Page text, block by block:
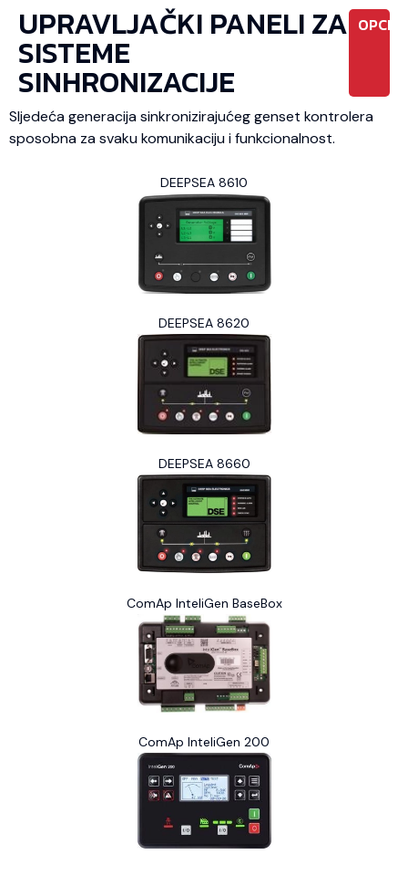
UPRAVLJAČKI PANELI ZA
SISTEME
SINHRONIZACIJE
Sljedeća generacija sinkronizirajućeg genset kontrolera
sposobna za svaku komunikaciju i funkcionalnost.
DEEPSEA 8610
DEEPSEA 8620
DEEPSEA 8660
ComAp InteliGen BaseBox
ComAp InteliGen 200